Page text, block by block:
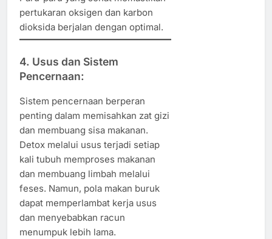
pertukaran oksigen dan karbon
dioksida berjalan dengan optimal.
4. Usus dan Sistem
Pencernaan:
Sistem pencernaan berperan
penting dalam memisahkan zat gizi
dan membuang sisa makanan.
Detox melalui usus terjadi setiap
kali tubuh memproses makanan
dan membuang limbah melalui
feses. Namun, pola makan buruk
dapat memperlambat kerja usus
dan menyebabkan racun
menumpuk lebih lama.